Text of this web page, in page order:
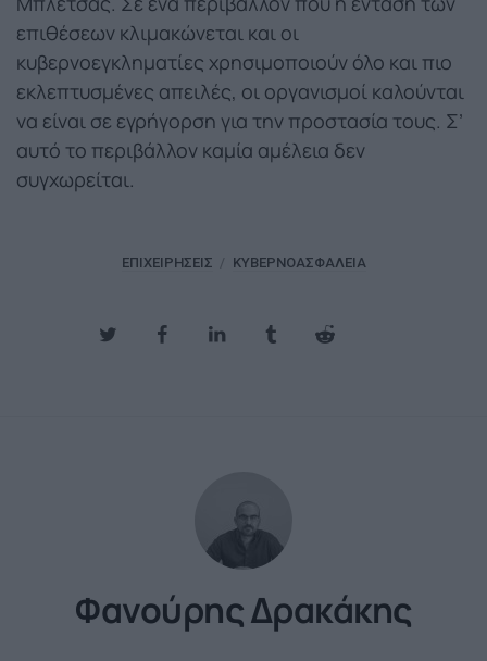
επιθέσεων κλιμακώνεται και οι
κυβερνοεγκληματίες χρησιμοποιούν όλο και πιο
εκλεπτυσμένες απειλές, οι οργανισμοί καλούνται
να είναι σε εγρήγορση για την προστασία τους. Σ’
αυτό το περιβάλλον καμία αμέλεια δεν
συγχωρείται.
ΕΠΙΧΕΙΡΉΣΕΙΣ ΚΥΒΕΡΝΟΑΣΦΆΛΕΙΑ
Φανούρης Δρακάκης